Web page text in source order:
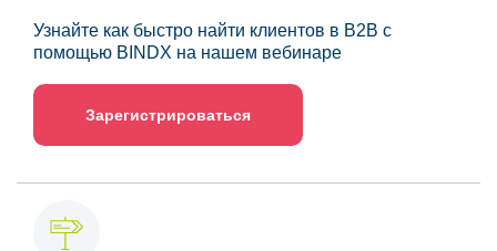
Узнайте как быстро найти клиентов в B2B с
помощью BINDX на нашем вебинаре
Зарегистрироваться